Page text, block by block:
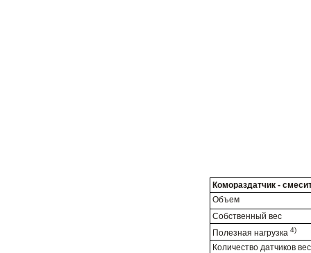
Комораздатчик -
Объем
Собственный вес
Полезная нагрузка 4)
Количество датчиков